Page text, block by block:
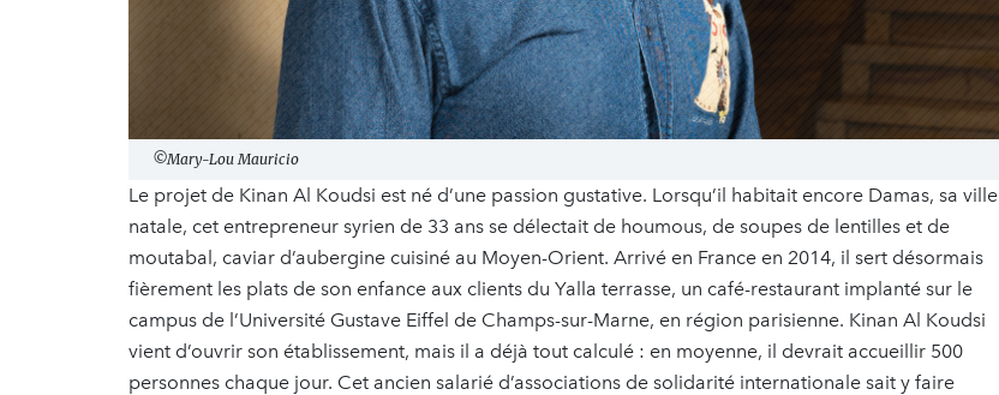
©Mary-Lou Mauricio
Le projet de Kinan Al Koudsi est né d’une passion gustative. Lorsqu’il habitait encore Damas, sa ville
natale, cet entrepreneur syrien de 33 ans se délectait de houmous, de soupes de lentilles et de
moutabal, caviar d’aubergine cuisiné au Moyen-Orient. Arrivé en France en 2014, il sert désormais
fièrement les plats de son enfance aux clients du Yalla terrasse, un café-restaurant implanté sur le
campus de l’Université Gustave Eiffel de Champs-sur-Marne, en région parisienne. Kinan Al Koudsi
vient d’ouvrir son établissement, mais il a déjà tout calculé : en moyenne, il devrait accueillir 500
personnes chaque jour. Cet ancien salarié d’associations de solidarité internationale sait y faire